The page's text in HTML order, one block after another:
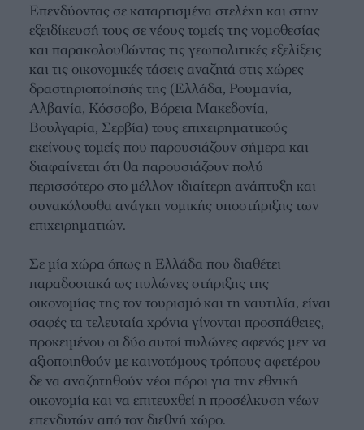
Επενδύοντας σε καταρτισμένα στελέχη και στην
εξειδίκευσή τους σε νέους τομείς της νομοθεσίας
και παρακολουθώντας τις γεωπολιτικές εξελίξεις
και τις οικονομικές τάσεις αναζητά στις χώρες
δραστηριοποίησής της (Ελλάδα, Ρουμανία,
Αλβανία, Κόσσοβο, Βόρεια Μακεδονία,
Βουλγαρία, Σερβία) τους επιχειρηματικούς
εκείνους τομείς που παρουσιάζουν σήμερα και
διαφαίνεται ότι θα παρουσιάζουν πολύ
περισσότερο στο μέλλον ιδιαίτερη ανάπτυξη και
συνακόλουθα ανάγκη νομικής υποστήριξης των
επιχειρηματιών.
Σε μία χώρα όπως η Ελλάδα που διαθέτει
παραδοσιακά ως πυλώνες στήριξης της
οικονομίας της τον τουρισμό και τη ναυτιλία, είναι
σαφές τα τελευταία χρόνια γίνονται προσπάθειες,
προκειμένου οι δύο αυτοί πυλώνες αφενός μεν να
αξιοποιηθούν με καινοτόμους τρόπους αφετέρου
δε να αναζητηθούν νέοι πόροι για την εθνική
οικονομία και να επιτευχθεί η προσέλκυση νέων
επενδυτών από τον διεθνή χώρο.